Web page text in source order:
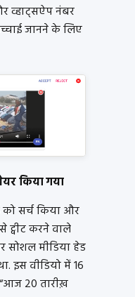
व्हाट्सऐप नंबर
जानने के लिए
किया गया
को सर्च किया और
ट्वीट करने वाले
मीडिया हेड
इस वीडियो में 16
20 तारीख़